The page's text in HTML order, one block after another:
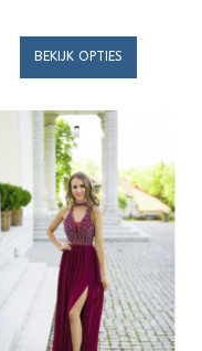
BEKIJK OPTIES